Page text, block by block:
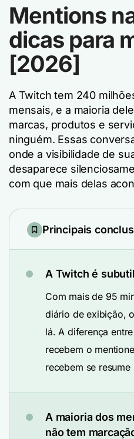
Mentions
dicas para
[2026]
A Twitch tem 240
mensais, e a maioria
marcas, produtos e
ninguém. Essas
onde a visibilidade de
desaparece
com que mais delas
Principais
A Twitch é
Com mais de 95
diário de exibição,
lá. A diferença
recebem o
recebem se
A maioria dos
não tem